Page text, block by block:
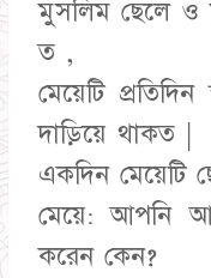
মুসলিম ছেলে ও
ত ,
মেয়েটি
দাড়িয়ে থাকত |
একদিন মেয়েটি
মেয়ে: আপনি
করেন কেন?